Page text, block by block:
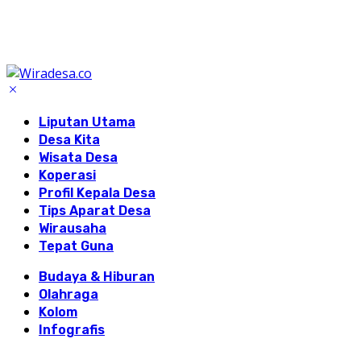
Liputan Utama
Desa Kita
Wisata Desa
Koperasi
Profil Kepala Desa
Tips Aparat Desa
Wirausaha
Tepat Guna
Budaya & Hiburan
Olahraga
Kolom
Infografis